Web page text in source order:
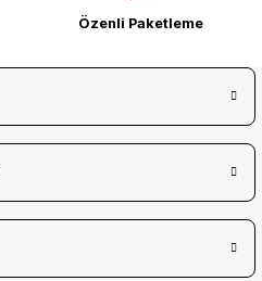
Özenli Paketleme